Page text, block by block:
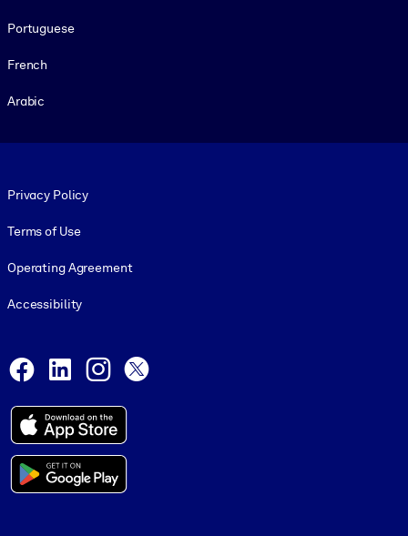
Portuguese
French
Arabic
Privacy Policy
Terms of Use
Operating Agreement
Accessibility
Facebook
LinkedInInstagram